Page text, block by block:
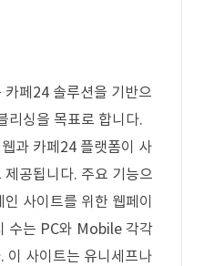
페24 솔루션을 기반으
리싱을 목표로 합니다.
과 카페24 플랫폼이 사
공됩니다. 주요 기능으
사이트를 위한 웹페이
수는 PC와 Mobile 각각
이 사이트는 유니세프나